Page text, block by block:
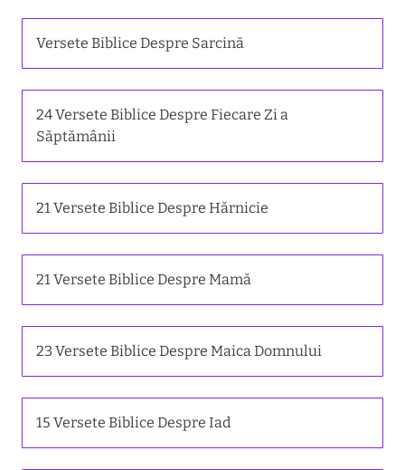
Versete Biblice Despre Sarcină
24 Versete Biblice Despre Fiecare Zi a
Săptămânii
21 Versete Biblice Despre Hărnicie
21 Versete Biblice Despre Mamă
23 Versete Biblice Despre Maica Domnului
15 Versete Biblice Despre Iad